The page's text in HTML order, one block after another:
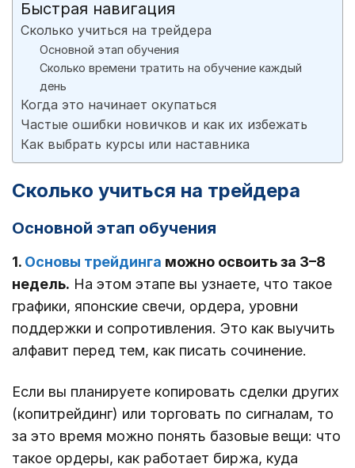
Быстрая навигация
Сколько учиться на трейдера
Основной этап обучения
Сколько времени тратить на обучение каждый
день
Когда это начинает окупаться
Частые ошибки новичков и как их избежать
Как выбрать курсы или наставника
Сколько учиться на трейдера
Основной этап обучения
1. Основы трейдинга можно освоить за 3–8
недель. На этом этапе вы узнаете, что такое
графики, японские свечи, ордера, уровни
поддержки и сопротивления. Это как выучить
алфавит перед тем, как писать сочинение.
Если вы планируете копировать сделки других
(копитрейдинг) или торговать по сигналам, то
за это время можно понять базовые вещи: что
такое ордеры, как работает биржа, куда